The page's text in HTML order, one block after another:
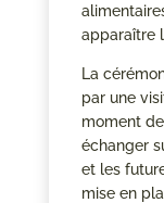
apparaître
La
par une
moment
échanger
et les
mise en